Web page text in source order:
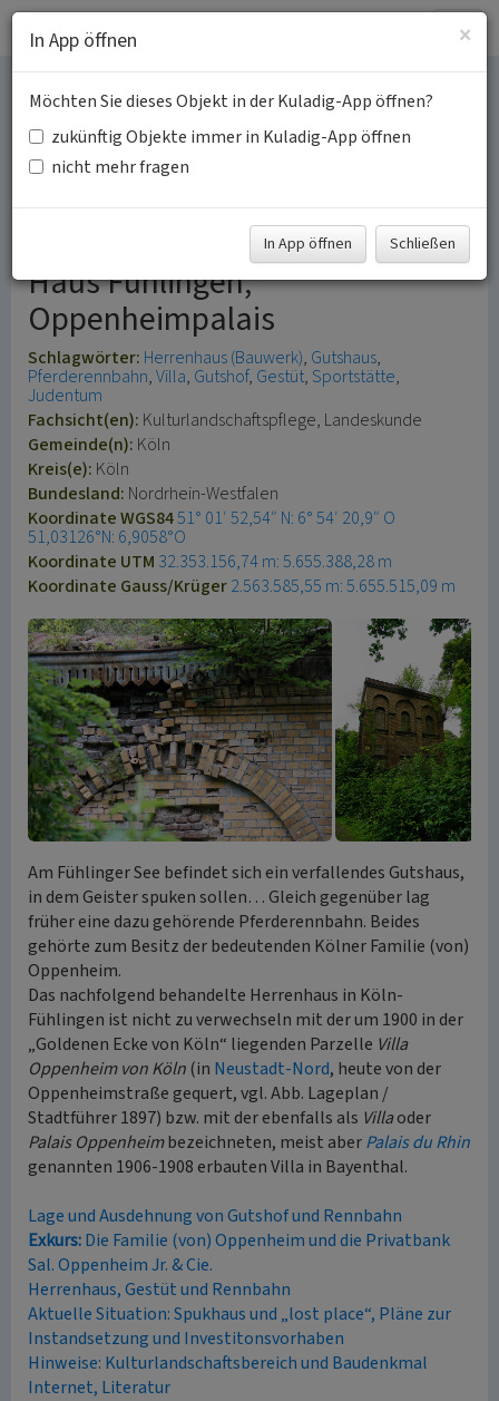
Herrenhaus Villa
Oppenheim und
Rennbahn Fühlingen
Haus Fühlingen,
Oppenheimpalais
Schlagwörter: Herrenhaus (Bauwerk) Gutshaus
Pferderennbahn Villa Gutshof Gestüt Sportstätte
Judentum
Fachsicht(en): Kulturlandschaftspflege, Landeskunde
Gemeinde(n): Köln
Kreis(e): Köln
Bundesland: Nordrhein-Westfalen
Koordinate WGS8451° 01′ 52,54″ N: 6° 54′ 20,9″ O
51,03126°N: 6,9058°O
Koordinate UTM 32.353.156,74 m: 5.655.388,28 m
Koordinate Gauss/Krüger2.563.585,55 m: 5.655.515,09 m
Am Fühlinger See befindet sich ein verfallendes Gutshaus,
in dem Geister spuken sollen… Gleich gegenüber lag
früher eine dazu gehörende Pferderennbahn. Beides
gehörte zum Besitz der bedeutenden Kölner Familie (von)
Oppenheim.
Das nachfolgend behandelte Herrenhaus in Köln-
Fühlingen ist nicht zu verwechseln mit der um 1900 in der
„Goldenen Ecke von Köln“ liegenden Parzelle Villa
Oppenheim von Köln(in Neustadt-Nord, heute von der
Oppenheimstraße gequert, vgl. Abb. Lageplan /
Stadtführer 1897) bzw. mit der ebenfalls als Villaoder
Palais Oppenheimbezeichneten, meist aberPalais du Rhin
genannten 1906-1908 erbauten Villa in Bayenthal.
Lage und Ausdehnung von Gutshof und Rennbahn
Exkurs:Die Familie (von) Oppenheim und die Privatbank
Sal. Oppenheim Jr. & Cie.
Herrenhaus, Gestüt und Rennbahn
Aktuelle Situation: Spukhaus und „lost place“, Pläne zur
Instandsetzung und Investitonsvorhaben
Hinweise: Kulturlandschaftsbereich und Baudenkmal
Internet, Literatur
×
In App öffnen
Möchten Sie dieses Objekt in der Kuladig-App öffnen?
zukünftig Objekte immer in Kuladig-App öffnen
nicht mehr fragen
In App öffnen Schließen